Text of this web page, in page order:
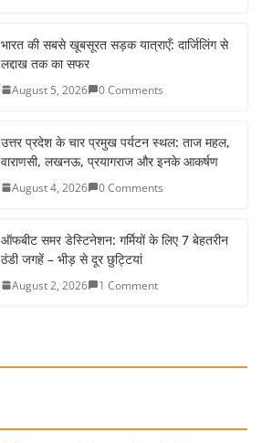
e
भारत की सबसे खूबसूरत सड़क यात्राएँ: दार्जिलिंग से
लद्दाख तक का सफर
August 5, 2026 0 Comments
उत्तर प्रदेश के चार प्रमुख पर्यटन स्थल: ताज महल,
वाराणसी, लखनऊ, प्रयागराज और इनके आकर्षण
August 4, 2026 0 Comments
ऑफबीट समर डेस्टिनेशन: गर्मियों के लिए 7 बेहतरीन
ठंडी जगहें – भीड़ से दूर छुट्टियां
August 2, 2026 1 Comment